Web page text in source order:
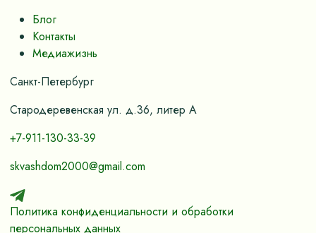
Блог
Контакты
Медиажизнь
Санкт-Петербург
Стародеревенская ул. д.36, литер А
+7-911-130-33-39
skvashdom2000@gmail.com
Политика конфиденциальности и обработки
персональных данных